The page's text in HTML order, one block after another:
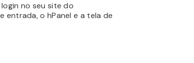
no seu site do
entrada, o hPanel e a tela de